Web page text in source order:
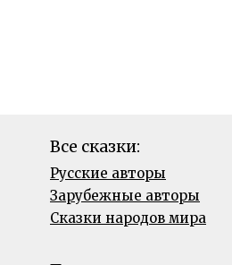
Все сказки:
Русские авторы
Зарубежные авторы
Сказки народов мира